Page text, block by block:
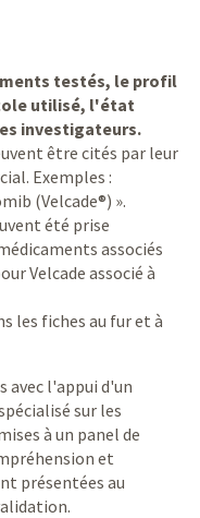
testés, le profil
utilisé, l'état
investigateurs.
être cités par leur
Exemples :
(Velcade®) ».
été prise
associés
Velcade associé à
les fiches au fur et à
avec l'appui d'un
sur les
à un panel de
et
présentées au